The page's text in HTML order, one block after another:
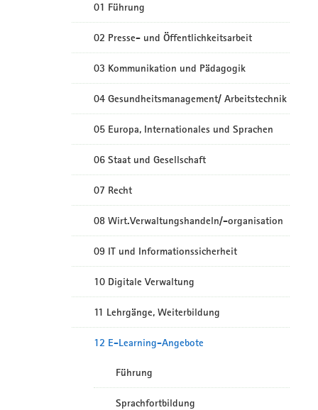
01 Führung
02 Presse- und Öffentlichkeitsarbeit
03 Kommunikation und Pädagogik
04 Gesundheitsmanagement/ Arbeitstechnik
05 Europa, Internationales und Sprachen
06 Staat und Gesellschaft
07 Recht
08 Wirt.Verwaltungshandeln/-organisation
09 IT und Informationssicherheit
10 Digitale Verwaltung
11 Lehrgänge, Weiterbildung
12 E-Learning-Angebote
Führung
Sprachfortbildung